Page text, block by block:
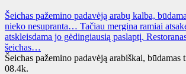
Šeichas pažemino padavėją arabų kalba,
nieko nesupranta… Tačiau mergina ramiai
atskleisdama jo gėdingiausią paslaptį.
šeichas…
Šeichas pažemino padavėją arabiškai, būdamas
08.4k.